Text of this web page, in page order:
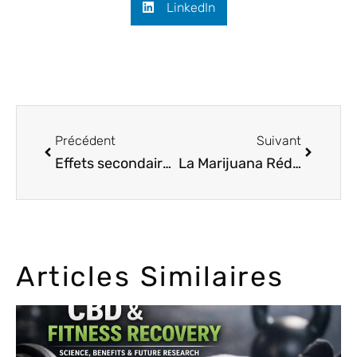
LinkedIn
Précédent
Effets secondaires de fumer du cannabis tous les jours
Suivant
La Marijuana Réduit-elle le Testostérone?
Articles Similaires